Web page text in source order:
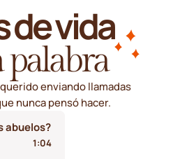
de vida
enviando llamadas
nunca pensó hacer.
abuelos?
1:04